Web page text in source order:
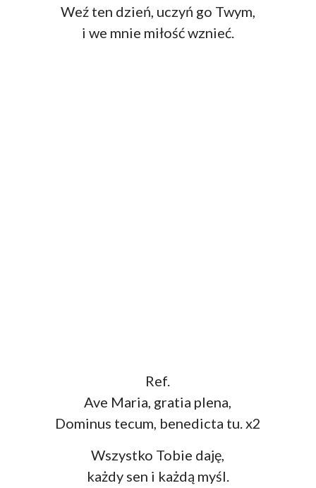
Weź ten dzień, uczyń go Twym,
i we mnie miłość wznieć.
Ref.
Ave Maria, gratia plena,
Dominus tecum, benedicta tu. x2
Wszystko Tobie daję,
każdy sen i każdą myśl.